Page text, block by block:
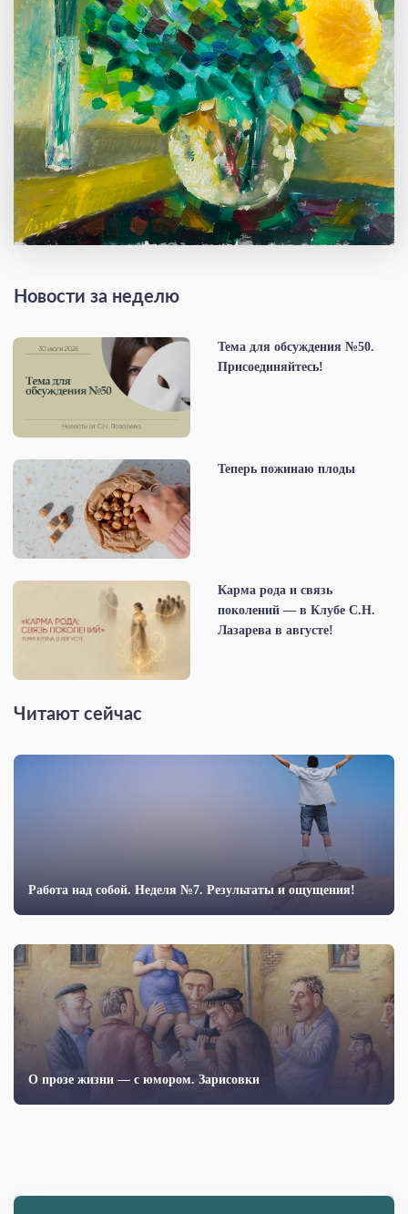
Новости за неделю
Тема для обсуждения №50.
Присоединяйтесь!
Теперь пожинаю плоды
Карма рода и связь
поколений — в Клубе С.Н.
Лазарева в августе!
Читают сейчас
Работа над собой. Неделя №7. Результаты и ощущения!
О прозе жизни — с юмором. Зарисовки